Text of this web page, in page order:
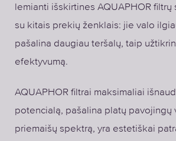
lemianti išskirtines AQUAPHOR
su kitais prekių ženklais: jie valo
pašalina daugiau teršalų, taip
efektyvumą.
AQUAPHOR filtrai maksimaliai
potencialą, pašalina platų pavojingų
priemaišų spektrą, yra estetiškai